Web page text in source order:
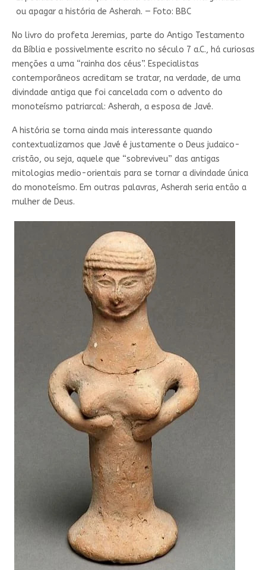
ou apagar a história de Asherah. — Foto: BBC
No livro do profeta Jeremias, parte do Antigo Testamento
da Bíblia e possivelmente escrito no século 7 a.C., há curiosas
menções a uma “rainha dos céus”. Especialistas
contemporâneos acreditam se tratar, na verdade, de uma
divindade antiga que foi cancelada com o advento do
monoteísmo patriarcal: Asherah, a esposa de Javé.
A história se torna ainda mais interessante quando
contextualizamos que Javé é justamente o Deus judaico-
cristão, ou seja, aquele que “sobreviveu” das antigas
mitologias medio-orientais para se tornar a divindade única
do monoteísmo. Em outras palavras, Asherah seria então a
mulher de Deus.